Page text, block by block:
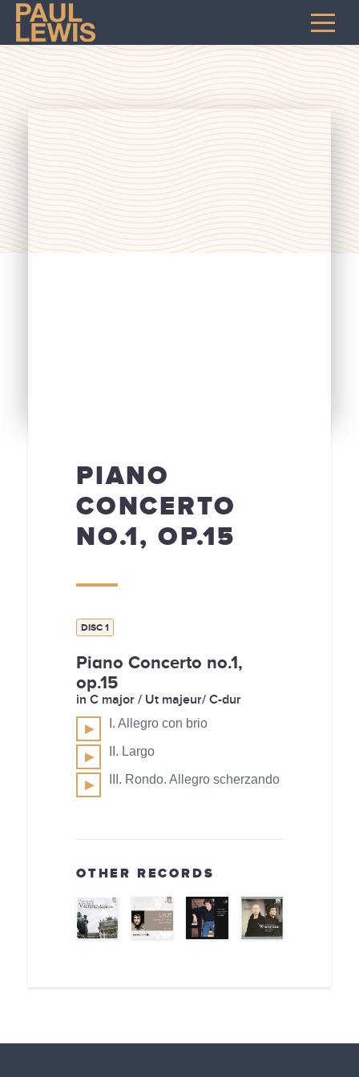
PIANO
CONCERTO
NO.1, OP.15
DISC 1
Piano Concerto no.1,
op.15
in C major / Ut majeur/ C-dur
I. Allegro con brio
II. Largo
III. Rondo. Allegro scherzando
OTHER RECORDS